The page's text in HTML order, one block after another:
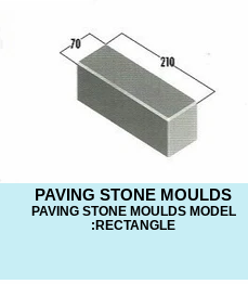
PAVING STONE MOULDS
PAVING STONE MOULDS MODEL
:RECTANGLE